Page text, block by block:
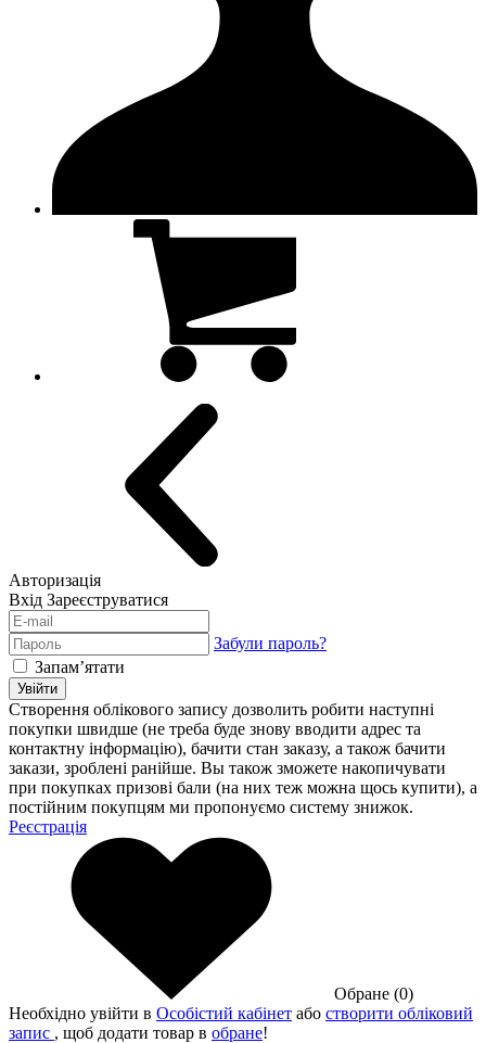
Авторизація
Вхід Зареєструватися
Забули пароль?
Запам’ятати
Увійти
Створення облікового запису дозволить робити наступні
покупки швидше (не треба буде знову вводити адрес та
контактну інформацію), бачити стан заказу, а також бачити
закази, зроблені ранійше. Вы також зможете накопичувати
при покупках призові бали (на них теж можна щось купити), а
постійним покупцям ми пропонуємо систему знижок.
Реєстрація
Обране (0)
Необхідно увійти в Особістий кабінет або створити обліковий
запис , щоб додати товар в обране!